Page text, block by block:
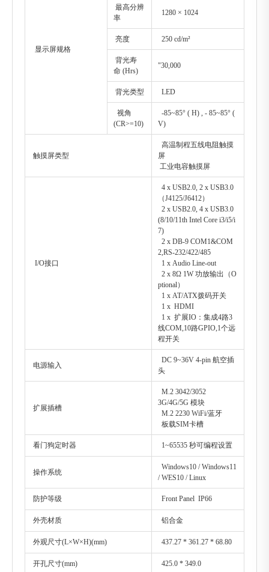
显示屏规格
最高分辨
率
1280 × 1024
亮度 250 cd/m²
背光寿
命 (Hrs)
"30,000
背光类型 LED
视角
(CR>=10)
-85~85° ( H) , - 85~85° (
V)
触摸屏类型
高温制程五线电阻触摸
屏
工业电容触摸屏
I/O接口
4 x USB2.0, 2 x USB3.0
（J4125/J6412）
2 x USB2.0, 4 x USB3.0
(8/10/11th Intel Core i3/i5/i
7)
2 x DB-9 COM1&COM
2,RS-232/422/485
1 x Audio Line-out
2 x 8Ω 1W 功放输出（O
ptional）
1 x AT/ATX拨码开关
1 x HDMI
1 x 扩展IO：集成4路3
线COM,10路GPIO,1个远
程开关
电源输入
DC 9~36V 4-pin 航空插
头
扩展插槽
M.2 3042/3052
3G/4G/5G 模块
M.2 2230 WiFi/蓝牙
板载SIM卡槽
看门狗定时器 1~65535 秒可编程设置
操作系统
Windows10 / Windows11
/ WES10 / Linux
防护等级 Front Panel IP66
外壳材质 铝合金
外观尺寸(L×W×H)(mm) 437.27 * 361.27 * 68.80
开孔尺寸(mm) 425.0 * 349.0